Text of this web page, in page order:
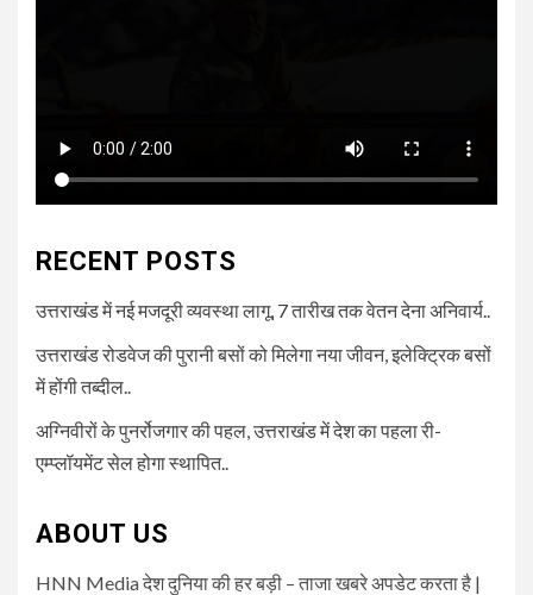
RECENT POSTS
उत्तराखंड में नई मजदूरी व्यवस्था लागू, 7 तारीख तक वेतन देना अनिवार्य..
उत्तराखंड रोडवेज की पुरानी बसों को मिलेगा नया जीवन, इलेक्ट्रिक बसों
में होंगी तब्दील..
अग्निवीरों के पुनर्रोजगार की पहल, उत्तराखंड में देश का पहला री-
एम्प्लॉयमेंट सेल होगा स्थापित..
ABOUT US
HNN Media देश दुनिया की हर बड़ी – ताजा खबरे अपडेट करता है |